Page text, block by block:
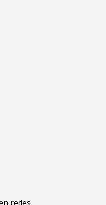
redes...